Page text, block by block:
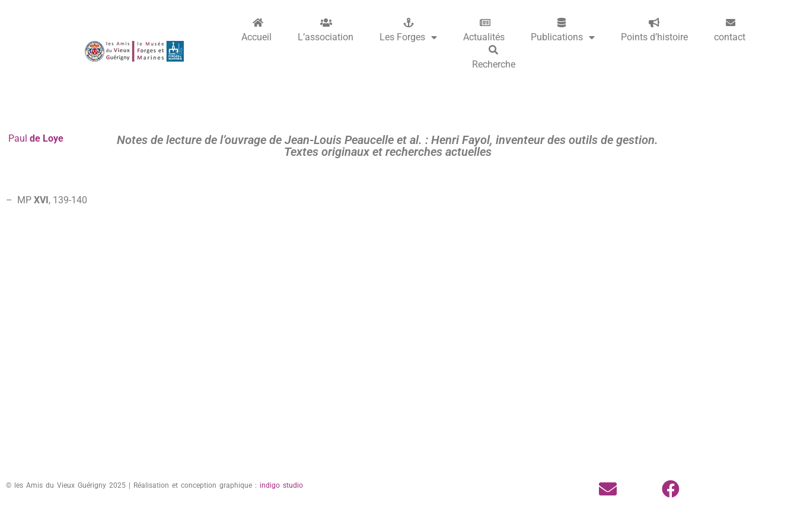
Accueil L’association Les Forges Actualités Publications Points d’histoire contact
Recherche
Paul de Loye
Notes de lecture de l’ouvrage de Jean-Louis Peaucelle et al. : Henri Fayol, inventeur des outils de gestion.
Textes originaux et recherches actuelles
– MP XVI, 139-140
© les Amis du Vieux Guérigny 2025 | Réalisation et conception graphique : indigo studio